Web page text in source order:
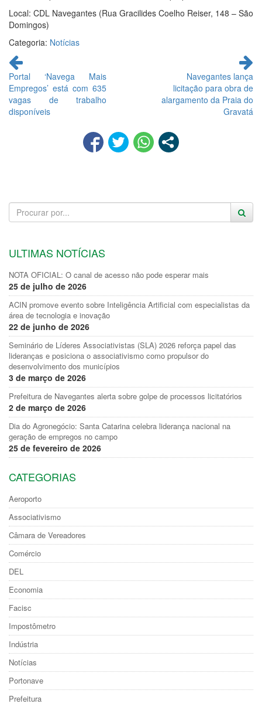
Local: CDL Navegantes (Rua Gracilides Coelho Reiser, 148 – São
Domingos)
Categoria: Notícias
Continue
lendo
Portal ‘Navega Mais
Empregos’ está com 635
vagas de trabalho
disponíveis
Navegantes lança
licitação para obra de
alargamento da Praia do
Gravatá
ULTIMAS NOTÍCIAS
NOTA OFICIAL: O canal de acesso não pode esperar mais
25 de julho de 2026
ACIN promove evento sobre Inteligência Artificial com especialistas da
área de tecnologia e inovação
22 de junho de 2026
Seminário de Líderes Associativistas (SLA) 2026 reforça papel das
lideranças e posiciona o associativismo como propulsor do
desenvolvimento dos municípios
3 de março de 2026
Prefeitura de Navegantes alerta sobre golpe de processos licitatórios
2 de março de 2026
Dia do Agronegócio: Santa Catarina celebra liderança nacional na
geração de empregos no campo
25 de fevereiro de 2026
CATEGORIAS
Aeroporto
Associativismo
Câmara de Vereadores
Comércio
DEL
Economia
Facisc
Impostômetro
Indústria
Notícias
Portonave
Prefeitura